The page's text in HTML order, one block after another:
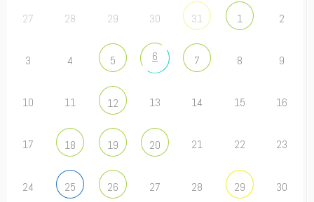
27 28 29 30 31 1 2
3 4 5 6 7 8 9
10 11 12 13 14 15 16
17 18 19 20 21 22 23
24 25 26 27 28 29 30